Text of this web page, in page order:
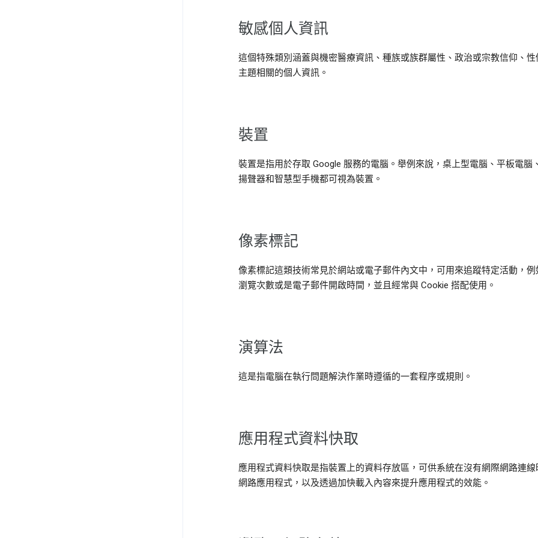
敏感個人資訊
這個特殊類別涵蓋與機密醫療資訊、種族或族群屬性、政治或宗教信仰、性
主題相關的個人資訊。
裝置
裝置是指用於存取 Google 服務的電腦。舉例來說，桌上型電腦、平板電腦
揚聲器和智慧型手機都可視為裝置。
像素標記
像素標記這類技術常見於網站或電子郵件內文中，可用來追蹤特定活動，例
瀏覽次數或是電子郵件開啟時間，並且經常與 Cookie 搭配使用。
演算法
這是指電腦在執行問題解決作業時遵循的一套程序或規則。
應用程式資料快取
應用程式資料快取是指裝置上的資料存放區，可供系統在沒有網際網路連線
網路應用程式，以及透過加快載入內容來提升應用程式的效能。